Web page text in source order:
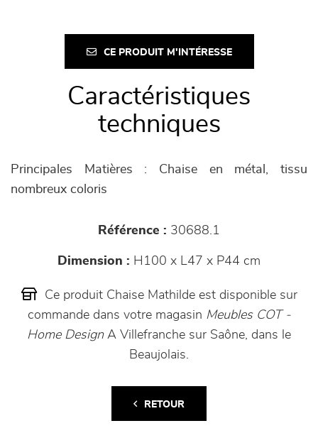
CE PRODUIT M'INTÉRESSE
Caractéristiques
techniques
Principales Matières : Chaise en métal, tissu
nombreux coloris
Référence : 30688.1
Dimension : H100 x L47 x P44 cm
Ce produit Chaise Mathilde est disponible sur
commande dans votre magasin Meubles COT -
Home DesignA Villefranche sur Saône, dans le
Beaujolais.
RETOUR